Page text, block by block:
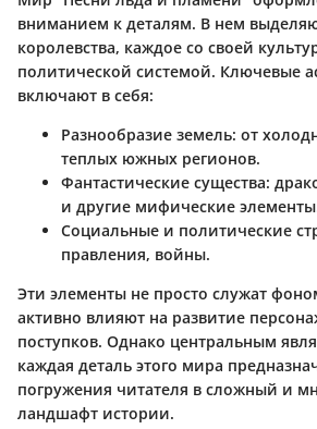
вниманием к деталям. В нем
королевства, каждое со своей
политической системой. Ключевые
включают в себя:
Разнообразие земель: от
теплых южных регионов.
Фантастические существа:
и другие мифические
Социальные и политические
правления, войны.
Эти элементы не просто служат
активно влияют на развитие
поступков. Однако центральным
каждая деталь этого мира
погружения читателя в сложный и
ландшафт истории.